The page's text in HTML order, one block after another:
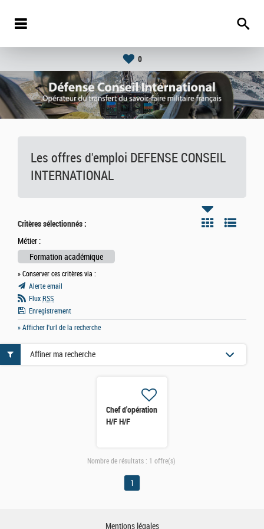
0
Les offres d'emploi DEFENSE CONSEIL
INTERNATIONAL
Critères sélectionnés :
Métier :
Formation académique
» Conserver ces critères via :
Alerte email
Flux RSS
Enregistrement
» Afficher l'url de la recherche
Chef d'opération
H/F H/F
Affiner ma recherche
Nombre de résultats : 1 offre(s)
1
Mentions légales